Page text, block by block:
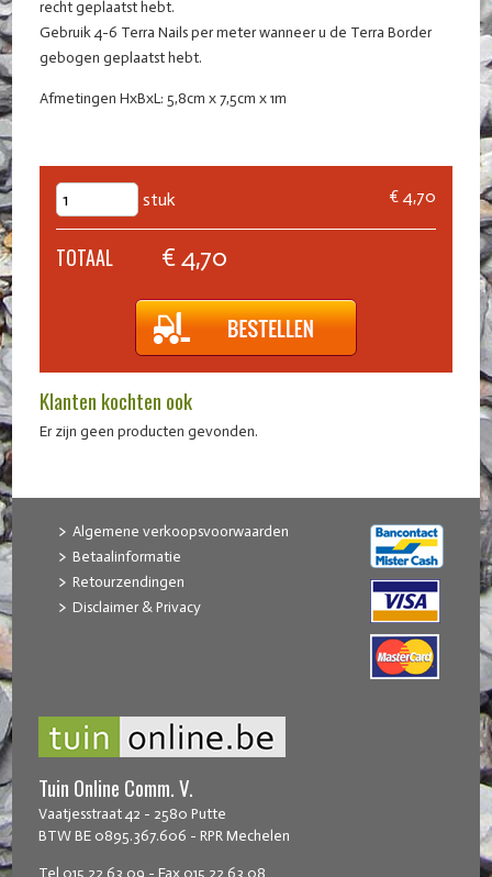
recht geplaatst hebt.
Gebruik 4-6 Terra Nails per meter wanneer u de Terra Border
gebogen geplaatst hebt.
Afmetingen HxBxL: 5,8cm x 7,5cm x 1m
stuk € 4,70
TOTAAL € 4,70
Klanten kochten ook
Er zijn geen producten gevonden.
Algemene verkoopsvoorwaarden
Betaalinformatie
Retourzendingen
Disclaimer & Privacy
Tuin Online Comm. V.
Vaatjesstraat 42 - 2580 Putte
BTW BE 0895.367.606 - RPR Mechelen
Tel 015 22 63 09 - Fax 015 22 63 08